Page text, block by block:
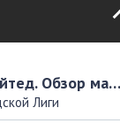
Данди - Данди Юнайтед. Обзор матча
Лиги